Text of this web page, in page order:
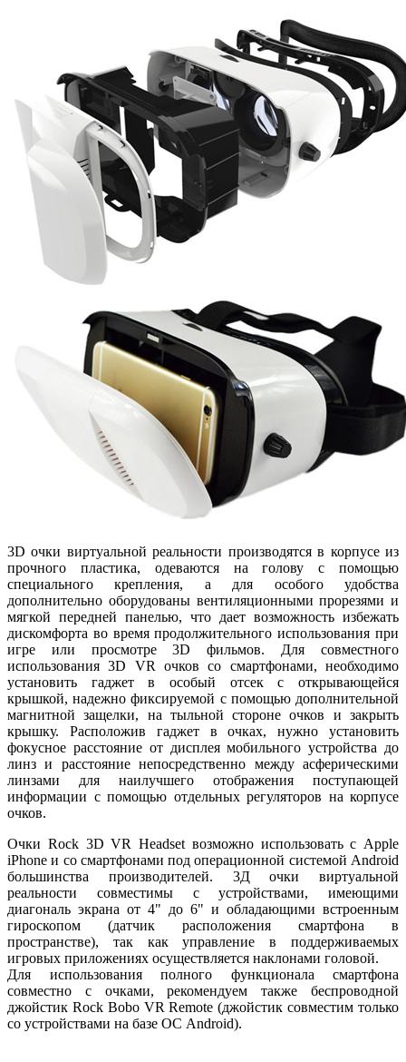
3D очки виртуальной реальности производятся в корпусе из
прочного пластика, одеваются на голову с помощью
специального крепления, а для особого удобства
дополнительно оборудованы вентиляционными прорезями и
мягкой передней панелью, что дает возможность избежать
дискомфорта во время продолжительного использования при
игре или просмотре 3D фильмов. Для совместного
использования 3D VR очков со смартфонами, необходимо
установить гаджет в особый отсек с открывающейся
крышкой, надежно фиксируемой с помощью дополнительной
магнитной защелки, на тыльной стороне очков и закрыть
крышку. Расположив гаджет в очках, нужно установить
фокусное расстояние от дисплея мобильного устройства до
линз и расстояние непосредственно между асферическими
линзами для наилучшего отображения поступающей
информации с помощью отдельных регуляторов на корпусе
очков.
Очки Rock 3D VR Headset возможно использовать с Apple
iPhone и со смартфонами под операционной системой Android
большинства производителей. 3Д очки виртуальной
реальности совместимы с устройствами, имеющими
диагональ экрана от 4" до 6" и обладающими встроенным
гироскопом (датчик расположения смартфона в
пространстве), так как управление в поддерживаемых
игровых приложениях осуществляется наклонами головой.
Для использования полного функционала смартфона
совместно c очками, рекомендуем также беспроводной
джойстик Rock Bobo VR Remote (джойстик совместим только
со устройствами на базе ОС Android).